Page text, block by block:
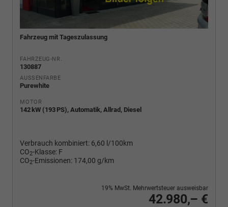
Fahrzeug mit Tageszulassung
FAHRZEUG-NR.
130887
AUSSENFARBE
Purewhite
MOTOR
142 kW (193 PS), Automatik, Allrad, Diesel
Verbrauch kombiniert: 6,60 l/100km
CO2-Klasse: F
CO2-Emissionen: 174,00 g/km
42.980,– €
19% MwSt. Mehrwertsteuer ausweisbar